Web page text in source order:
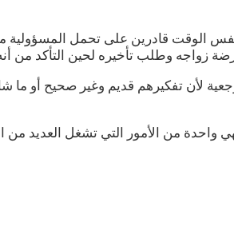
الوقت قادرين على تحمل المسؤولية
زواجه وطلب تأخيره لحين التأكد من
رجعية لأن تفكيرهم قديم وغير صحيح
واحدة من الأمور التي تشغل العديد